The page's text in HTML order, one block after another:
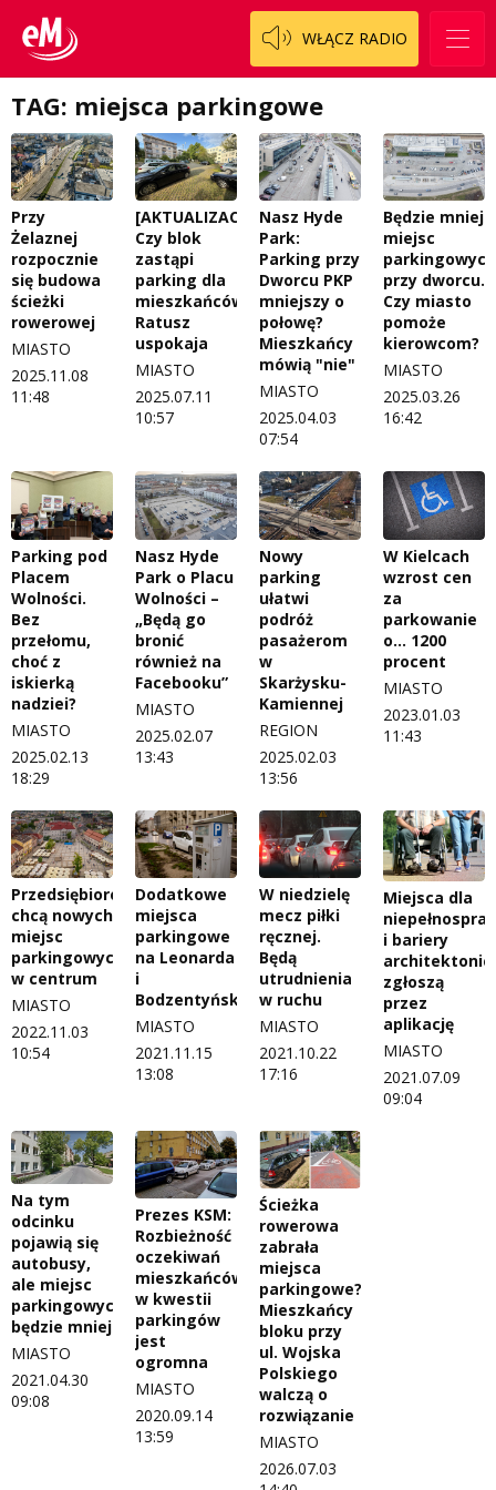
WŁĄCZ RADIO
Wszystko w temacie
TAG: miejsca parkingowe
Przy
Żelaznej
rozpocznie
się budowa
ścieżki
rowerowej
MIASTO
2025.11.08
11:48
[AKTUALIZACJA]
Czy blok
zastąpi
parking dla
mieszkańców?
Ratusz
uspokaja
MIASTO
2025.07.11
10:57
Nasz Hyde
Park:
Parking przy
Dworcu PKP
mniejszy o
połowę?
Mieszkańcy
mówią "nie"
MIASTO
2025.04.03
07:54
Będzie mniej
miejsc
parkingowych
przy dworcu.
Czy miasto
pomoże
kierowcom?
MIASTO
2025.03.26
16:42
Parking pod
Placem
Wolności.
Bez
przełomu,
choć z
iskierką
nadziei?
MIASTO
2025.02.13
18:29
Nasz Hyde
Park o Placu
Wolności –
„Będą go
bronić
również na
Facebooku”
MIASTO
2025.02.07
13:43
Nowy
parking
ułatwi
podróż
pasażerom
w
Skarżysku-
Kamiennej
REGION
2025.02.03
13:56
W Kielcach
wzrost cen
za
parkowanie
o… 1200
procent
MIASTO
2023.01.03
11:43
Przedsiębiorcy
chcą nowych
miejsc
parkingowych
w centrum
MIASTO
2022.11.03
10:54
Dodatkowe
miejsca
parkingowe
na Leonarda
i
Bodzentyńskiej?
MIASTO
2021.11.15
13:08
W niedzielę
mecz piłki
ręcznej.
Będą
utrudnienia
w ruchu
MIASTO
2021.10.22
17:16
Miejsca dla
i bariery
zgłoszą
przez
aplikację
MIASTO
2021.07.09
09:04
Na tym
odcinku
pojawią się
autobusy,
ale miejsc
parkingowych
będzie mniej
MIASTO
2021.04.30
09:08
Prezes KSM:
Rozbieżność
oczekiwań
mieszkańców
w kwestii
parkingów
jest
ogromna
MIASTO
2020.09.14
13:59
Ścieżka
rowerowa
zabrała
miejsca
parkingowe?
Mieszkańcy
bloku przy
ul. Wojska
Polskiego
walczą o
rozwiązanie
MIASTO
2026.07.03